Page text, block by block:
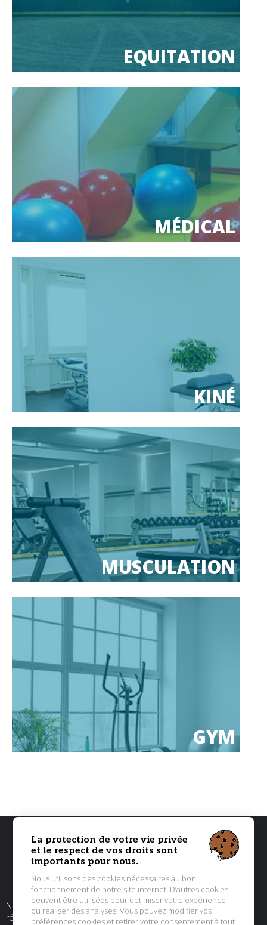
EQUITATION
MÉDICAL
KINÉ
MUSCULATION
GYM
Nos miroirs grand format de haute qualité ont été étudiés pour
répondre à vos exigences. Intervention professionnelle et rapide
La protection de votre vie privée
et le respect de vos droits sont
importants pour nous.
Nous utilisons des cookies nécessaires au bon
fonctionnement de notre site internet. D’autres cookies
peuvent être utilisées pour optimiser votre expérience
ou réaliser des analyses. Vous pouvez modifier vos
préférences cookies et retirer votre consentement à tout